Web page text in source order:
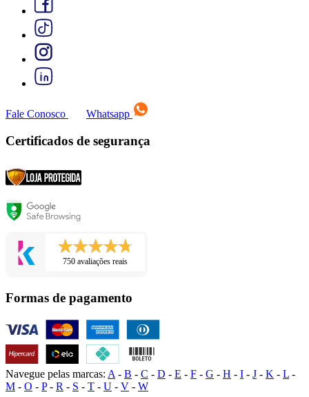
Fale Conosco Whatsapp
Certificados de segurança
750 avaliações reais
Formas de pagamento
Navegue pelas marcas: A - B - C - D - E - F - G - H - I - J - K - L -
M - O - P- R - S - T - U - V - W